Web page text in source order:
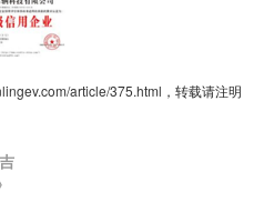
article/375.html ，转载请注明